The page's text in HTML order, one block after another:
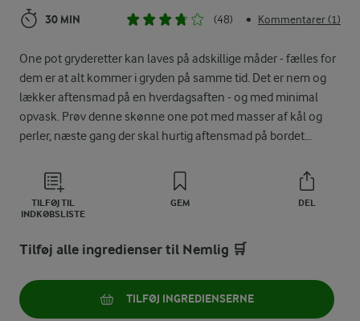
30 MIN (48) • Kommentarer (1)
One pot gryderetter kan laves på adskillige måder - fælles for
dem er at alt kommer i gryden på samme tid. Det er nem og
lækker aftensmad på en hverdagsaften - og med minimal
opvask. Prøv denne skønne one pot med masser af kål og
perler, næste gang der skal hurtig aftensmad på bordet...
TILFØJ TIL
INDKØBSLISTE
GEM DEL
Tilføj alle ingredienser til Nemlig 🛒
TILFØJ INGREDIENSERNE